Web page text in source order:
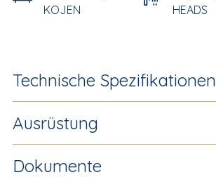
KOJEN HEADS
Technische Spezifikationen
Ausrüstung
Dokumente